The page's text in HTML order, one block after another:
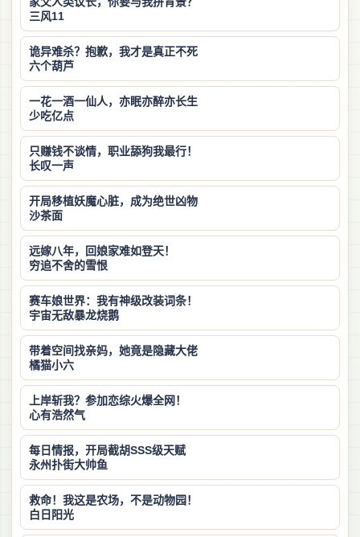
三风11
诡异难杀？抱歉，我才是真正不死
六个葫芦
一花一酒一仙人，亦眠亦醉亦长生
少吃亿点
只赚钱不谈情，职业舔狗我最行！
长叹一声
开局移植妖魔心脏，成为绝世凶物
沙茶面
远嫁八年，回娘家难如登天！
穷追不舍的雪恨
赛车娘世界：我有神级改装词条！
宇宙无敌暴龙烧鹅
带着空间找亲妈，她竟是隐藏大佬
橘猫小六
上岸斩我？参加恋综火爆全网！
心有浩然气
每日情报，开局截胡SSS级天赋
永州扑街大帅鱼
救命！我这是农场，不是动物园！
白日阳光